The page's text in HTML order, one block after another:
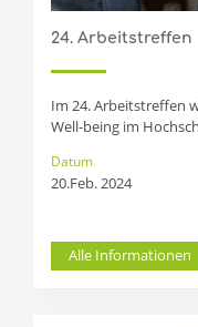
24. Arbeitstreffen
Im 24. Arbeitstreffen
Well-being im
Alle Informationen
Datum
20.Feb. 2024